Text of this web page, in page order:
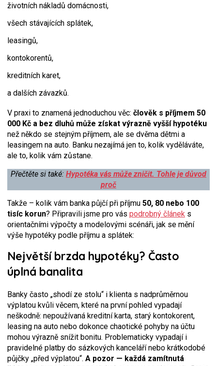
životních nákladů domácnosti,
všech stávajících splátek,
leasingů,
kontokorentů,
kreditních karet,
a dalších závazků.
V praxi to znamená jednoduchou věc: člověk s příjmem 50
000 Kč a bez dluhů může získat výrazně vyšší hypotéku
než někdo se stejným příjmem, ale se dvěma dětmi a
leasingem na auto. Banku nezajímá jen to, kolik vyděláváte,
ale to, kolik vám zůstane.
Přečtěte si také: Hypotéka vás může zničit. Tohle je důvod
proč
Takže – kolik vám banka půjčí při příjmu 50, 80 nebo 100
tisíc korun? Připravili jsme pro vás podrobný článek s
orientačními výpočty a modelovými scénáři, jak se mění
výše hypotéky podle příjmu a splátek:
Největší brzda hypotéky? Často
úplná banalita
Banky často „shodí ze stolu“ i klienta s nadprůměrnou
výplatou kvůli věcem, které na první pohled vypadají
neškodně: nepoužívaná kreditní karta, starý kontokorent,
leasing na auto nebo dokonce chaotické pohyby na účtu
mohou výrazně snížit bonitu. Problematicky vypadají i
pravidelné platby do sázkových kanceláří nebo krátkodobé
půjčky „před výplatou“. A pozor — každá zamítnutá